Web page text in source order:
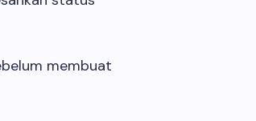
membuat